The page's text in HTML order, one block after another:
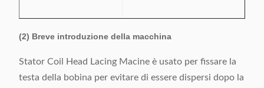
(2) Breve introduzione della macchina
Stator Coil Head Lacing Macine è usato per fissare la
testa della bobina per evitare di essere dispersi dopo la